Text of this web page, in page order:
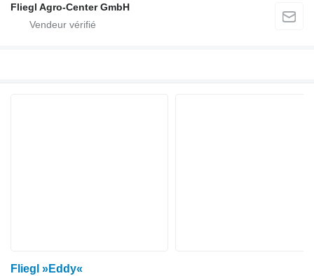
Fliegl Agro-Center GmbH
Fliegl »Eddy«